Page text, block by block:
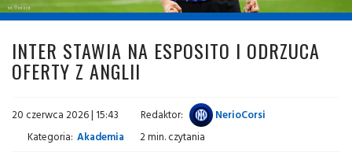
fot. © inter.it
INTER STAWIA NA ESPOSITO I ODRZUCA
OFERTY Z ANGLII
20 czerwca 2026 | 15:43 Redaktor:
NerioCorsi
Kategoria: Akademia 2 min. czytania